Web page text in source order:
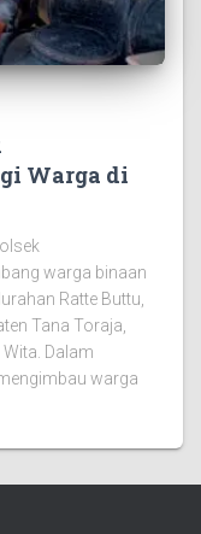
Warga di
warga binaan
Ratte Buttu,
Tana Toraja,
Dalam
warga